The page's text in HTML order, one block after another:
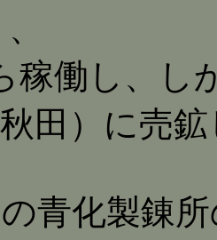
、
稼働し、し
田）に売
青化製錬